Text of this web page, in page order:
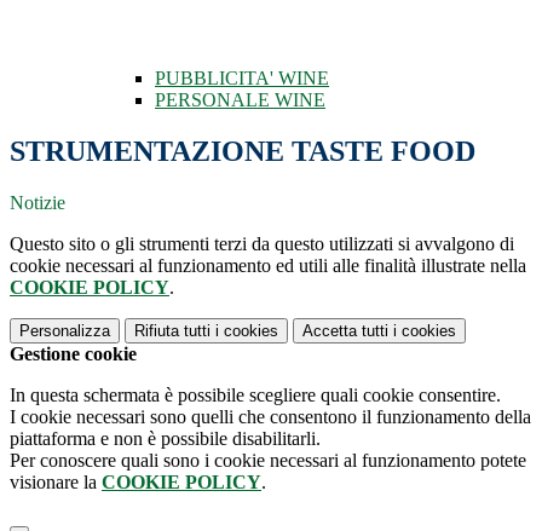
PUBBLICITA' WINE
PERSONALE WINE
STRUMENTAZIONE TASTE FOOD
Notizie
Questo sito o gli strumenti terzi da questo utilizzati si avvalgono di
cookie necessari al funzionamento ed utili alle finalità illustrate nella
COOKIE POLICY.
Personalizza Rifiuta tutti i cookies Accetta tutti i cookies
Gestione cookie
In questa schermata è possibile scegliere quali cookie consentire.
I cookie necessari sono quelli che consentono il funzionamento della
piattaforma e non è possibile disabilitarli.
Per conoscere quali sono i cookie necessari al funzionamento potete
visionare la COOKIE POLICY.